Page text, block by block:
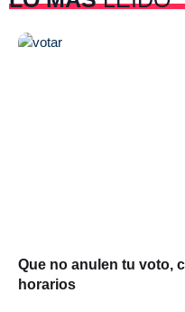
Que no anulen tu voto,
horarios